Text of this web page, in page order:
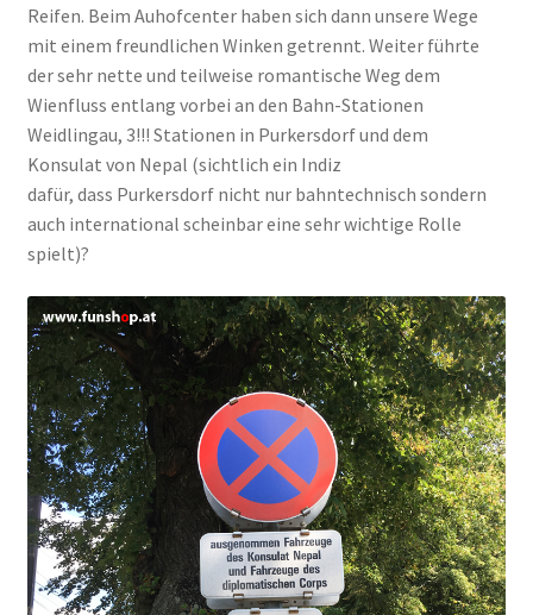
Reifen. Beim Auhofcenter haben sich dann unsere Wege
mit einem freundlichen Winken getrennt. Weiter führte
der sehr nette und teilweise romantische Weg dem
Wienfluss entlang vorbei an den Bahn-Stationen
Weidlingau, 3!!! Stationen in Purkersdorf und dem
Konsulat von Nepal (sichtlich ein Indiz
dafür, dass Purkersdorf nicht nur bahntechnisch sondern
auch international scheinbar eine sehr wichtige Rolle
spielt)?